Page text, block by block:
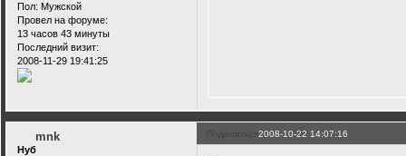
Пол: Мужской
Провел на форуме:
13 часов 43 минуты
Последний визит:
2008-11-29 19:41:25
Поделиться2008-10-22 14:07:16
mnk
Нуб